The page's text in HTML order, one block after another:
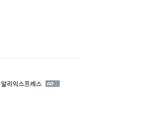
알리익스프레스 광